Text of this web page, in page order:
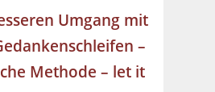
Umgang mit
–
Methode – let it